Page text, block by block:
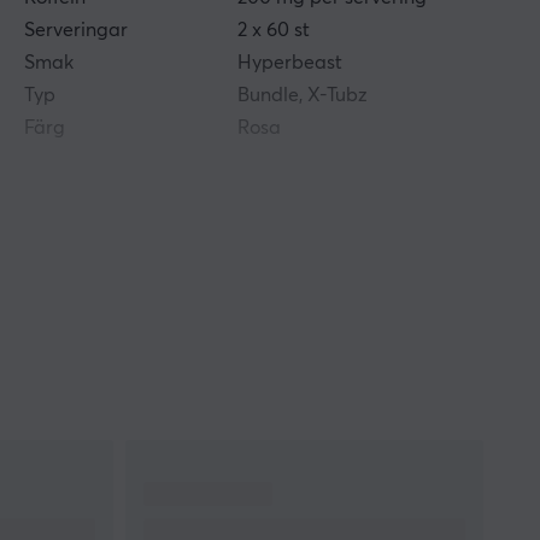
Serveringar
2 x 60 st
Smak
Hyperbeast
Typ
Bundle, X-Tubz
Färg
Rosa